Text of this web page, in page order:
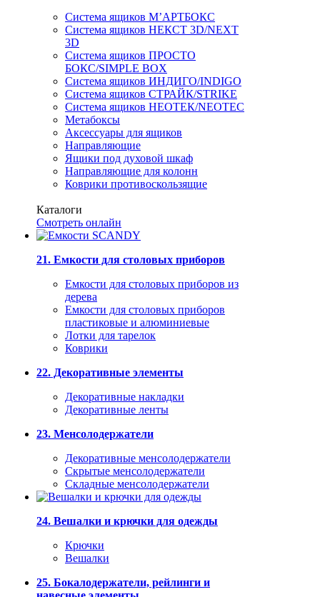
Система ящиков М’АРТБОКС
Система ящиков НЕКСТ 3D/NEXT
3D
Система ящиков ПРОСТО
БОКС/SIMPLE BOX
Система ящиков ИНДИГО/INDIGO
Система ящиков СТРАЙК/STRIKE
Система ящиков НЕОТЕК/NEOTEC
Метабоксы
Аксессуары для ящиков
Направляющие
Ящики под духовой шкаф
Направляющие для колонн
Коврики противоскользящие
Каталоги
Смотреть онлайн
21. Емкости для столовых приборов
Емкости для столовых приборов из
дерева
Емкости для столовых приборов
пластиковые и алюминиевые
Лотки для тарелок
Коврики
22. Декоративные элементы
Декоративные накладки
Декоративные ленты
23. Менсолодержатели
Декоративные менсолодержатели
Скрытые менсолодержатели
Складные менсолодержатели
24. Вешалки и крючки для одежды
Крючки
Вешалки
25. Бокалодержатели, рейлинги и